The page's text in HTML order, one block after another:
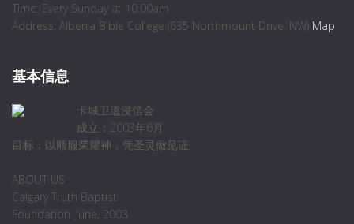
Time: Every Sunday at 10:00am
Address: Alberta Bible College (635 Northmount Drive, NW) Map
基本信息
卡城卫道浸信会
成立：2003年6月
目标：以顺服荣耀神，凭圣灵做见证
ABOUT US
Calgary Truth Baptist
Foundation: June, 2003